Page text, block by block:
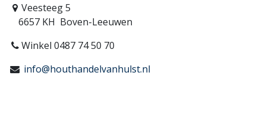
Veesteeg 5
6657 KH Boven-Leeuwen
Winkel 0487 74 50 70
info@houthandelvanhulst.nl